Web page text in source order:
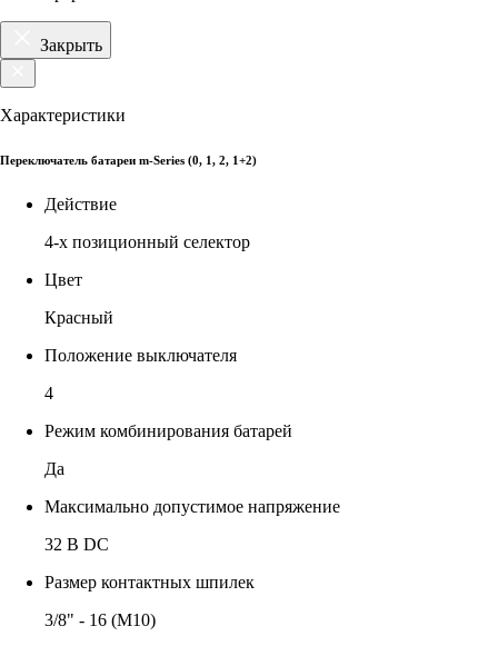
Закрыть
Характеристики
Переключатель батареи m-Series (0, 1, 2, 1+2)
Действие
4-х позиционный селектор
Цвет
Красный
Положение выключателя
4
Режим комбинирования батарей
Да
Максимально допустимое напряжение
32 В DC
Размер контактных шпилек
3/8" - 16 (M10)